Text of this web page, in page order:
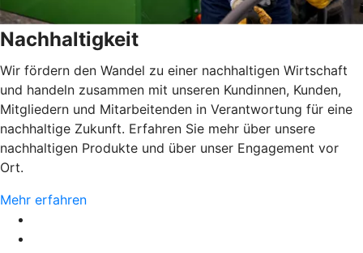
Nachhaltigkeit
Wir fördern den Wandel zu einer nachhaltigen Wirtschaft
und handeln zusammen mit unseren Kundinnen, Kunden,
Mitgliedern und Mitarbeitenden in Verantwortung für eine
nachhaltige Zukunft. Erfahren Sie mehr über unsere
nachhaltigen Produkte und über unser Engagement vor
Ort.
Mehr erfahren